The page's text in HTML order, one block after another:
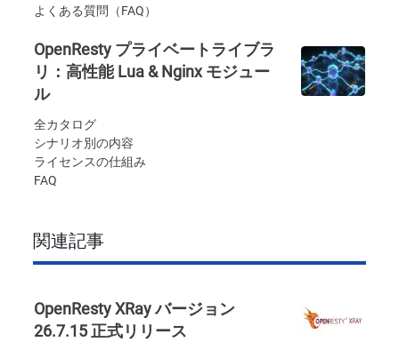
よくある質問（FAQ）
OpenResty プライベートライブラ
リ：高性能 Lua & Nginx モジュー
ル
全カタログ
シナリオ別の内容
ライセンスの仕組み
FAQ
関連記事
OpenResty XRay バージョン
26.7.15 正式リリース